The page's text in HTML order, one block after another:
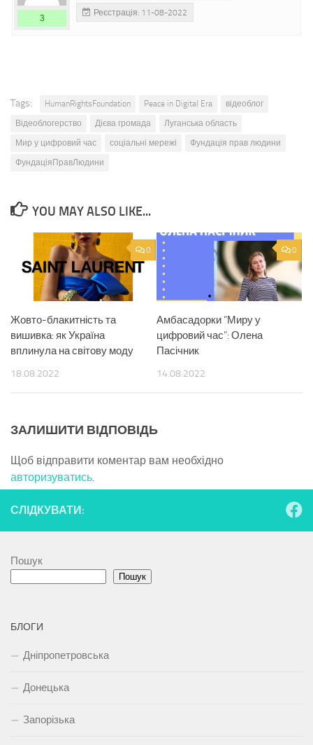
3
Реєстрація: 11-08-2022
Tags: HumanRightsFoundation Peace in Digital Era
відеоблог
Відеоблогерство
Дієва громада
Луганська область
Мир у цифровий час
соціальні мережі
Фундація прав людини
ФундаціяПравЛюдини
YOU MAY ALSO LIKE...
0
Жовто-блакитність та
вишивка: як Україна
вплинула на світову моду
18.08.2022
0
Амбасадорки “Миру у
цифровий час”: Олена
Пасічник
14.08.2022
ЗАЛИШИТИ ВІДПОВІДЬ
Щоб відправити коментар вам необхідно
авторизуватись.
СЛІДКУВАТИ:
Пошук
Пошук
БЛОГИ
Дніпропетровська
Донецька
Запорізька